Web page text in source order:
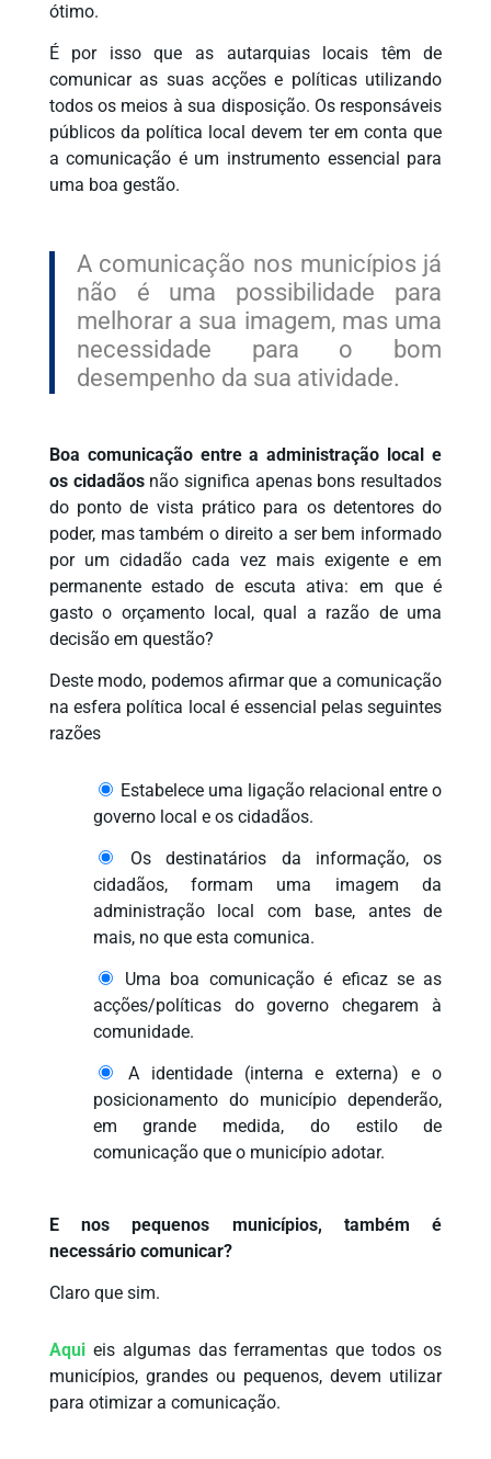
ótimo.
É por isso que as autarquias locais têm de
comunicar as suas acções e políticas utilizando
todos os meios à sua disposição. Os responsáveis
públicos da política local devem ter em conta que
a comunicação é um instrumento essencial para
uma boa gestão.
A comunicação nos municípios já
não é uma possibilidade para
melhorar a sua imagem, mas uma
necessidade para o bom
desempenho da sua atividade.
Boa comunicação entre a administração local e
os cidadãosnão significa apenas bons resultados
do ponto de vista prático para os detentores do
poder, mas também o direito a ser bem informado
por um cidadão cada vez mais exigente e em
permanente estado de escuta ativa: em que é
gasto o orçamento local, qual a razão de uma
decisão em questão?
Deste modo, podemos afirmar que a comunicação
na esfera política local é essencial pelas seguintes
razões
Estabelece uma ligação relacional entre o
governo local e os cidadãos.
Os destinatários da informação, os
cidadãos, formam uma imagem da
administração local com base, antes de
mais, no que esta comunica.
Uma boa comunicação é eficaz se as
acções/políticas do governo chegarem à
comunidade.
A identidade (interna e externa) e o
posicionamento do município dependerão,
em grande medida, do estilo de
comunicação que o município adotar.
E nos pequenos municípios, também é
necessário comunicar?
Claro que sim.
Aqui eis algumas das ferramentas que todos os
municípios, grandes ou pequenos, devem utilizar
para otimizar a comunicação.